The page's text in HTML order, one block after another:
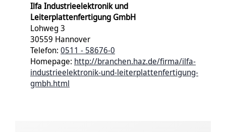
Ilfa Industrieelektronik und
Leiterplattenfertigung GmbH
Lohweg 3
30559 Hannover
Telefon: 0511 - 58676-0
Homepage: http://branchen.haz.de/firma/ilfa-
industrieelektronik-und-leiterplattenfertigung-
gmbh.html